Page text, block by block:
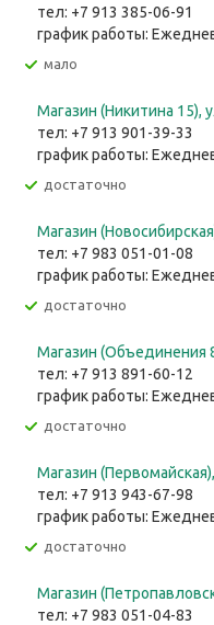
тел: +7 913 385-06-91
график работы:
Мало
Магазин (Никитина 15),
тел: +7 913 901-39-33
график работы:
Достаточно
Магазин
тел: +7 983 051-01-08
график работы:
Достаточно
Магазин (Объединения
тел: +7 913 891-60-12
график работы:
Достаточно
Магазин
тел: +7 913 943-67-98
график работы:
Достаточно
Магазин
тел: +7 983 051-04-83